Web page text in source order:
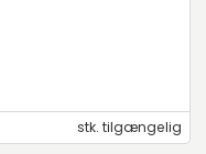
stk. tilgængelig